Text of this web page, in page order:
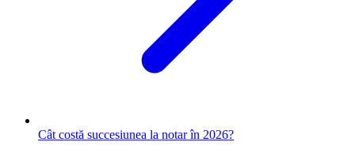
Cât costă succesiunea la notar în 2026?